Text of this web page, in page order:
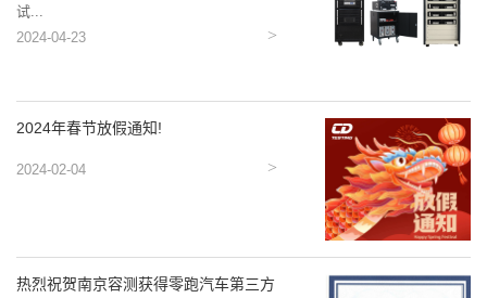
试...
2024-04-23
2024年春节放假通知!
2024-02-04
热烈祝贺南京容测获得零跑汽车第三方